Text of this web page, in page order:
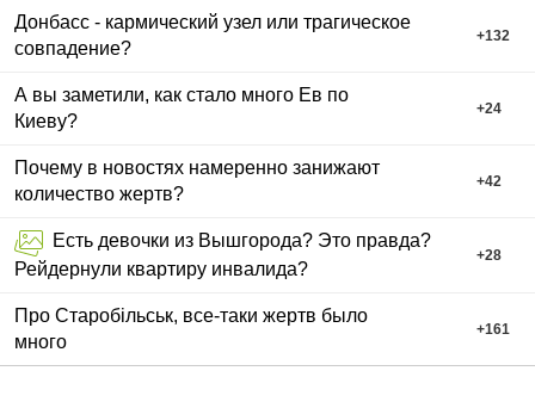
Донбасс - кармический узел или трагическое
совпадение?
+132
А вы заметили, как стало много Ев по
Киеву?
+24
Почему в новостях намеренно занижают
количество жертв?
+42
Есть девочки из Вышгорода? Это правда?
Рейдернули квартиру инвалида?
+28
Про Старобільськ, все-таки жертв было
много
+161